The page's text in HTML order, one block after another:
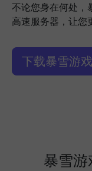
不论您身在何处，
高速服务器，让您
下载暴雪游
暴雪